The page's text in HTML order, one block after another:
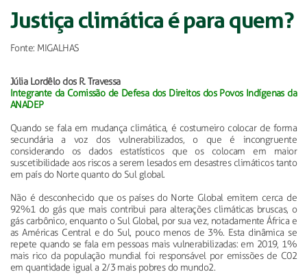
Justiça climática é para quem?
Fonte: MIGALHAS
Júlia Lordêlo dos R. Travessa
Integrante da Comissão de Defesa dos Direitos dos Povos Indígenas da
ANADEP
Quando se fala em mudança climática, é costumeiro colocar de forma
secundária a voz dos vulnerabilizados, o que é incongruente
considerando os dados estatísticos que os colocam em maior
suscetibilidade aos riscos a serem lesados em desastres climáticos tanto
em país do Norte quanto do Sul global.
Não é desconhecido que os países do Norte Global emitem cerca de
92%1 do gás que mais contribui para alterações climáticas bruscas, o
gás carbônico, enquanto o Sul Global, por sua vez, notadamente África e
as Américas Central e do Sul, pouco menos de 3%. Esta dinâmica se
repete quando se fala em pessoas mais vulnerabilizadas: em 2019, 1%
mais rico da população mundial foi responsável por emissões de C02
em quantidade igual a 2/3 mais pobres do mundo2.